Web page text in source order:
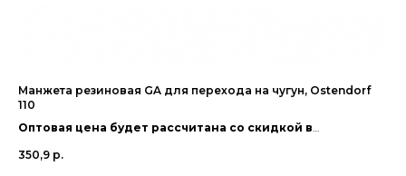
Манжета резиновая GA для перехода на чугун, Ostendorf
110
Оптовая цена будет рассчитана со скидкой в
350,9 р.